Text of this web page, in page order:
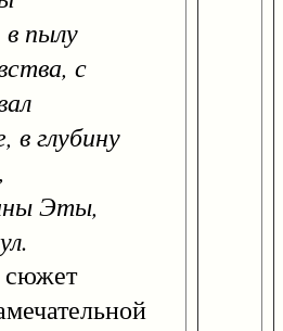
в пылу
с
глубину
Эты,